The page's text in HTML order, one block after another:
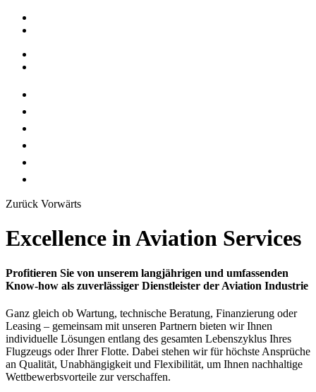
Zurück Vorwärts
Excellence in Aviation Services
Profitieren Sie von unserem langjährigen und umfassenden
Know-how als zuverlässiger Dienstleister der Aviation Industrie
Ganz gleich ob Wartung, technische Beratung, Finanzierung oder
Leasing – gemeinsam mit unseren Partnern bieten wir Ihnen
individuelle Lösungen entlang des gesamten Lebenszyklus Ihres
Flugzeugs oder Ihrer Flotte. Dabei stehen wir für höchste Ansprüche
an Qualität, Unabhängigkeit und Flexibilität, um Ihnen nachhaltige
Wettbewerbsvorteile zur verschaffen.